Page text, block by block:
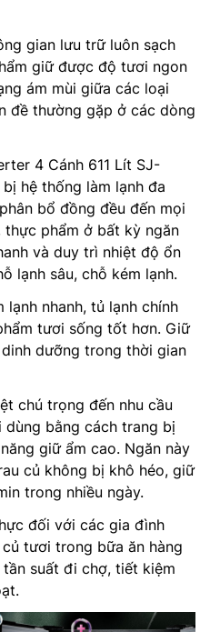
gian lưu trữ luôn sạch
giữ được độ tươi ngon
ám mùi giữa các loại
đề thường gặp ở các dòng
4 Cánh 611 Lít SJ-
hệ thống làm lạnh đa
bổ đồng đều đến mọi
phẩm ở bất kỳ ngăn
và duy trì nhiệt độ ổn
lạnh sâu, chỗ kém lạnh.
lạnh nhanh, tủ lạnh chính
tươi sống tốt hơn. Giữ
dưỡng trong thời gian
chú trọng đến nhu cầu
dùng bằng cách trang bị
giữ ẩm cao. Ngăn này
củ không bị khô héo, giữ
trong nhiều ngày.
đối với các gia đình
tươi trong bữa ăn hàng
suất đi chợ, tiết kiệm